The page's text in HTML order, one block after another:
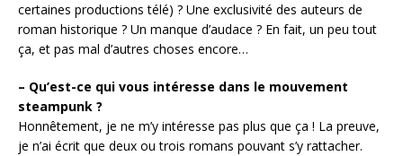
certaines productions télé) ? Une exclusivité des auteurs de
roman historique ? Un manque d’audace ? En fait, un peu tout
ça, et pas mal d’autres choses encore…
– Qu’est-ce qui vous intéresse dans le mouvement
steampunk ?
Honnêtement, je ne m’y intéresse pas plus que ça ! La preuve,
je n’ai écrit que deux ou trois romans pouvant s’y rattacher.